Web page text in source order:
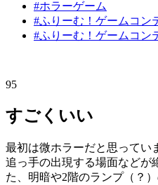
#ホラーゲーム
#ふりーむ！ゲームコン
#ふりーむ！ゲームコン
95
すごくいい
最初は微ホラーだと思ってい
追っ手の出現する場面などが
た、明暗や2階のランプ（？